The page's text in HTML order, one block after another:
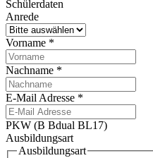
Schülerdaten
Anrede
Vorname *
Nachname *
E-Mail Adresse *
PKW (B Bdual BL17)
Ausbildungsart
Ausbildungsart